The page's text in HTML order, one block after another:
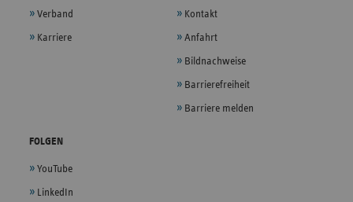
Verband
Karriere
Kontakt
Anfahrt
Bildnachweise
Barrierefreiheit
Barriere melden
FOLGEN
YouTube
LinkedIn